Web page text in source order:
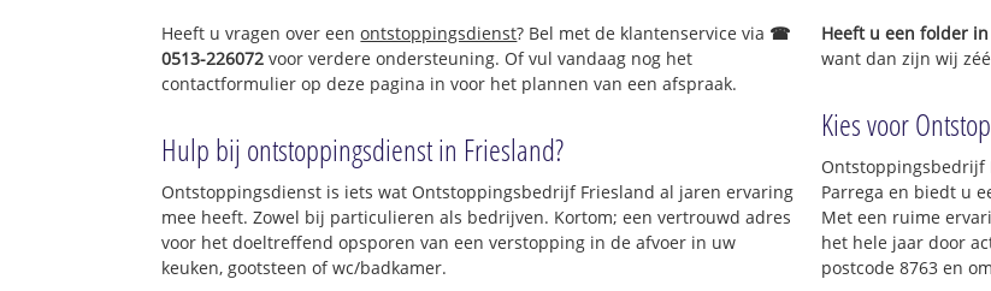
Heeft u vragen over eenontstoppingsdienst? Bel met de klantenservice via ☎
0513-226072 voor verdere ondersteuning. Of vul vandaag nog het
contactformulier op deze pagina in voor het plannen van een afspraak.
Hulp bij ontstoppingsdienst in Friesland?
Ontstoppingsdienst is iets wat Ontstoppingsbedrijf Friesland al jaren ervaring
mee heeft. Zowel bij particulieren als bedrijven. Kortom; een vertrouwd adres
voor het doeltreffend opsporen van een verstopping in de afvoer in uw
keuken, gootsteen of wc/badkamer.
Heeft u een folder
want dan zijn wij
Kies voor
Ontstoppingsbedrijf
Parrega en biedt u
Met een ruime
het hele jaar door
postcode 8763 en